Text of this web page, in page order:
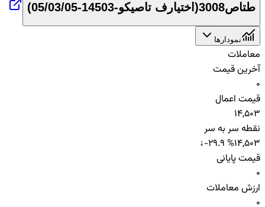
طتاص3008 ( اختیارف تاصیکو-14503-05/03/05 )
نمودارها
معاملات
آخرین قیمت
0
قیمت اعمال
14,503
نقطه سر به سر
14,503
↓-29.9 %
قیمت پایانی
0
ارزش معاملات
0